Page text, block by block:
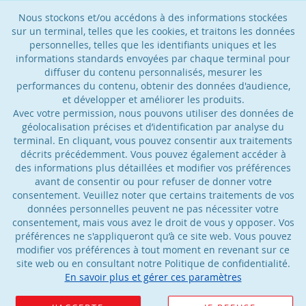
Nous stockons et/ou accédons à des informations stockées
sur un terminal, telles que les cookies, et traitons les données
personnelles, telles que les identifiants uniques et les
informations standards envoyées par chaque terminal pour
diffuser du contenu personnalisés, mesurer les
performances du contenu, obtenir des données d'audience,
et développer et améliorer les produits.
Avec votre permission, nous pouvons utiliser des données de
géolocalisation précises et d’identification par analyse du
terminal. En cliquant, vous pouvez consentir aux traitements
décrits précédemment. Vous pouvez également accéder à
des informations plus détaillées et modifier vos préférences
avant de consentir ou pour refuser de donner votre
consentement. Veuillez noter que certains traitements de vos
données personnelles peuvent ne pas nécessiter votre
consentement, mais vous avez le droit de vous y opposer. Vos
préférences ne s'appliqueront qu’à ce site web. Vous pouvez
modifier vos préférences à tout moment en revenant sur ce
site web ou en consultant notre Politique de confidentialité.
En savoir plus et gérer ces paramètres